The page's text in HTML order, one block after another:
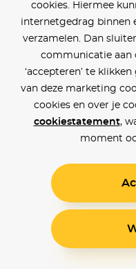
cookies. Hiermee
internetgedrag binnen
verzamelen. Dan
communicatie aan
‘accepteren’ te
van deze marketing
cookies en over je
cookiestatement,
moment